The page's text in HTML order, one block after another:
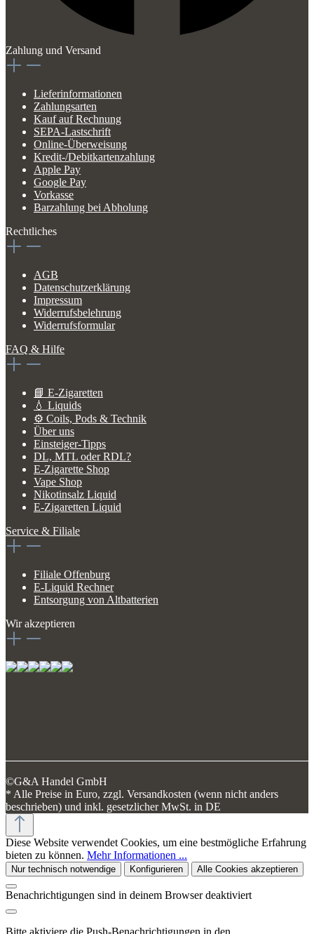
Zahlung und Versand
Lieferinformationen
Zahlungsarten
Kauf auf Rechnung
SEPA-Lastschrift
Online-Überweisung
Kredit-/Debitkartenzahlung
Apple Pay
Google Pay
Vorkasse
Barzahlung bei Abholung
Rechtliches
AGB
Datenschutzerklärung
Impressum
Widerrufsbelehrung
Widerrufsformular
FAQ & Hilfe
📘 E-Zigaretten
💧 Liquids
⚙️ Coils, Pods & Technik
Über uns
Einsteiger-Tipps
DL, MTL oder RDL?
E-Zigarette Shop
Vape Shop
Nikotinsalz Liquid
E-Zigaretten Liquid
Service & Filiale
Filiale Offenburg
E-Liquid Rechner
Entsorgung von Altbatterien
Wir akzeptieren
©G&A Handel GmbH
* Alle Preise in Euro, zzgl. Versandkosten (wenn nicht anders
beschrieben) und inkl. gesetzlicher MwSt. in DE
Diese Website verwendet Cookies, um eine bestmögliche Erfahrung
bieten zu können. Mehr Informationen ...
Nur technisch notwendige Konfigurieren Alle Cookies akzeptieren
Benachrichtigungen sind in deinem Browser deaktiviert
Bitte aktiviere die Push-Benachrichtigungen in den